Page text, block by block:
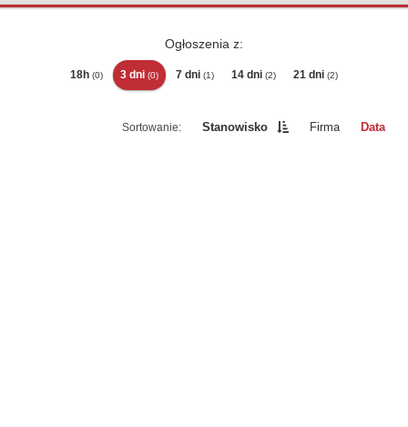
Ogłoszenia z:
18h (0) 3 dni (0) 7 dni (1) 14 dni (2) 21 dni (2)
Stanowisko Firma Data